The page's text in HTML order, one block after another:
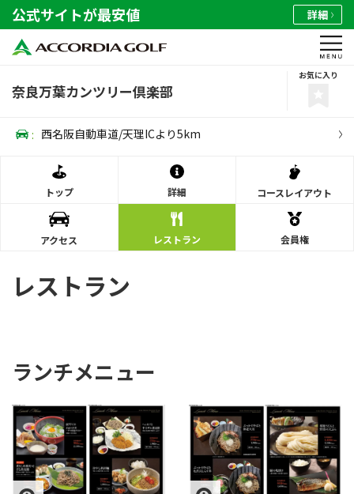
公式サイトが最安値 詳細
奈良万葉カンツリー倶楽部
お気に入り
: 西名阪自動車道/天理ICより5km
トップ 詳細 コースレイアウト
アクセス レストラン 会員権
レストラン
ランチメニュー